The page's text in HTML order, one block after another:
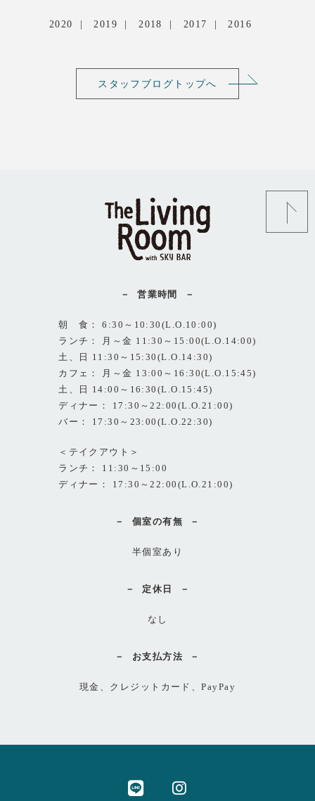
2020 2019 2018 2017 2016
スタッフブログトップへ
営業時間
朝 食： 6:30～10:30(L.O.10:00)
ランチ： 月～金 11:30～15:00(L.O.14:00)
土、日 11:30～15:30(L.O.14:30)
カフェ： 月～金 13:00～16:30(L.O.15:45)
土、日 14:00～16:30(L.O.15:45)
ディナー： 17:30～22:00(L.O.21:00)
バー： 17:30～23:00(L.O.22:30)
＜テイクアウト＞
ランチ： 11:30～15:00
ディナー： 17:30～22:00(L.O.21:00)
個室の有無
半個室あり
定休日
なし
お支払方法
現金、クレジットカード、PayPay